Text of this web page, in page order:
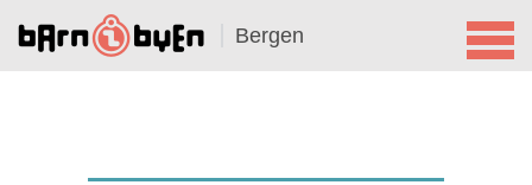
Bergen